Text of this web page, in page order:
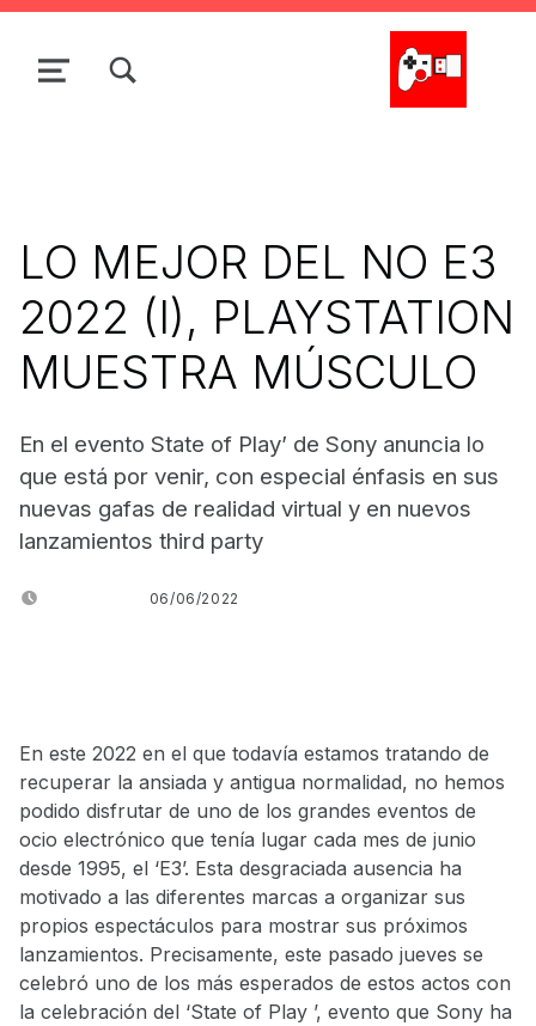
Skip to main navigation
Skip to main content
Skip to search form
Skip to footer
La Cacharrería
MENU
LO MEJOR DEL NO E3
2022 (I), PLAYSTATION
MUESTRA MÚSCULO
En el evento State of Play’ de Sony anuncia lo
que está por venir, con especial énfasis en sus
nuevas gafas de realidad virtual y en nuevos
lanzamientos third party
06/06/2022
En este 2022 en el que todavía estamos tratando de
recuperar la ansiada y antigua normalidad, no hemos
podido disfrutar de uno de los grandes eventos de
ocio electrónico que tenía lugar cada mes de junio
desde 1995, el ‘E3’. Esta desgraciada ausencia ha
motivado a las diferentes marcas a organizar sus
propios espectáculos para mostrar sus próximos
lanzamientos. Precisamente, este pasado jueves se
celebró uno de los más esperados de estos actos con
la celebración del ‘State of Play ’, evento que Sony ha